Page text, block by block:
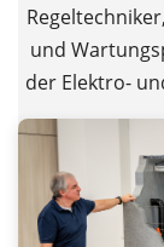
und
der Elektro-